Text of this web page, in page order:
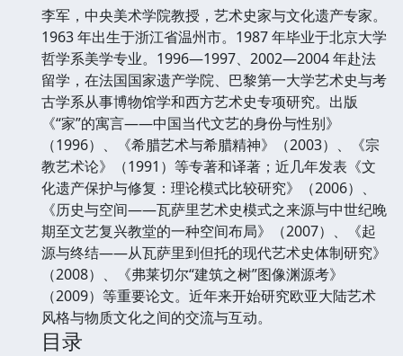
李军，中央美术学院教授，艺术史家与文化遗产专家。
1963 年出生于浙江省温州市。1987 年毕业于北京大学
哲学系美学专业。1996—1997、2002—2004 年赴法
留学，在法国国家遗产学院、巴黎第一大学艺术史与考
古学系从事博物馆学和西方艺术史专项研究。出版
《“家”的寓言——中国当代文艺的身份与性别》
（1996）、《希腊艺术与希腊精神》（2003）、《宗
教艺术论》（1991）等专著和译著；近几年发表《文
化遗产保护与修复：理论模式比较研究》（2006）、
《历史与空间——瓦萨里艺术史模式之来源与中世纪晚
期至文艺复兴教堂的一种空间布局》（2007）、《起
源与终结——从瓦萨里到但托的现代艺术史体制研究》
（2008）、《弗莱切尔“建筑之树”图像渊源考》
（2009）等重要论文。近年来开始研究欧亚大陆艺术
风格与物质文化之间的交流与互动。
目录